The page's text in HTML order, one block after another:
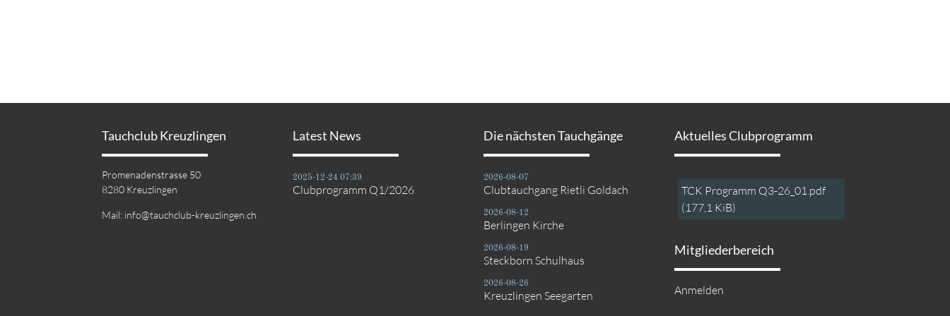
Tauchclub Kreuzlingen
Promenadenstrasse 50
8280 Kreuzlingen
Mail: info@tauchclub-kreuzlingen.ch
Latest News
2025-12-24 07:39
Clubprogramm Q1/2026
Die nächsten Tauchgänge
2026-08-07
Clubtauchgang Rietli Goldach
2026-08-12
Berlingen Kirche
2026-08-19
Steckborn Schulhaus
2026-08-26
Kreuzlingen Seegarten
Aktuelles Clubprogramm
TCK Programm Q3-26_01.pdf
(177,1 KiB)
Mitgliederbereich
Anmelden